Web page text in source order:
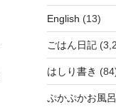
English (13)
ごはん日記
はしり書き
ぷかぷかお風